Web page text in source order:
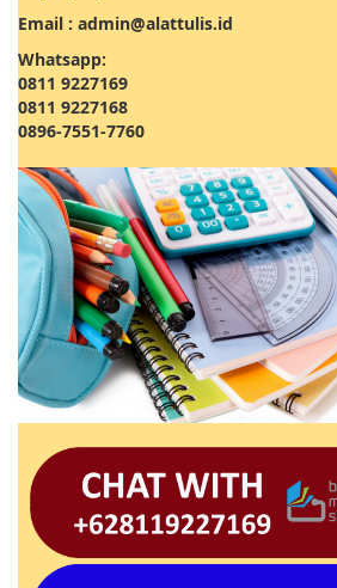
Email : admin@alattulis.id
Whatsapp:
0811 9227169
0811 9227168
0896-7551-7760